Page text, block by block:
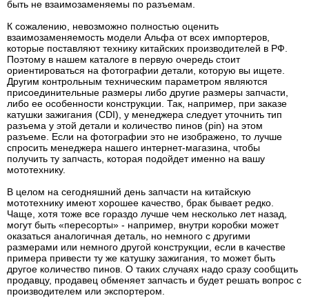
быть не взаимозаменяемы по разъемам.
К сожалению, невозможно полностью оценить
взаимозаменяемость модели Альфа от всех импортеров,
которые поставляют технику китайских производителей в РФ.
Поэтому в нашем каталоге в первую очередь стоит
ориентироваться на фотографии детали, которую вы ищете.
Другим контрольным техническим параметром являются
присоединительные размеры либо другие размеры запчасти,
либо ее особенности конструкции. Так, например, при заказе
катушки зажигания (CDI), у менеджера следует уточнить тип
разъема у этой детали и количество пинов (pin) на этом
разъеме. Если на фотографии это не изображено, то лучше
спросить менеджера нашего интернет-магазина, чтобы
получить ту запчасть, которая подойдет именно на вашу
мототехнику.
В целом на сегодняшний день запчасти на китайскую
мототехнику имеют хорошее качество, брак бывает редко.
Чаще, хотя тоже все гораздо лучше чем несколько лет назад,
могут быть «пересорты» - например, внутри коробки может
оказаться аналогичная деталь, но немного с другими
размерами или немного другой конструкции, если в качестве
примера привести ту же катушку зажигания, то может быть
другое количество пинов. О таких случаях надо сразу сообщить
продавцу, продавец обменяет запчасть и будет решать вопрос с
производителем или экспортером.